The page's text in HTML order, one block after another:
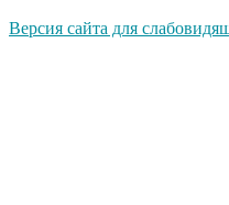
Версия сайта для